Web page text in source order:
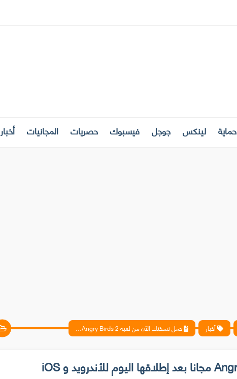
حماية لينكس جوجل فيسبوك حصريات المجانيات أخبار
أخبار حمل نسختك الآن من لعبة Angry Birds 2 مجانا بعد إطلاقها اليوم للأندرويد و iOS